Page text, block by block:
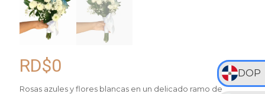
DOP
RD$0
Rosas azules y flores blancas en un delicado ramo de